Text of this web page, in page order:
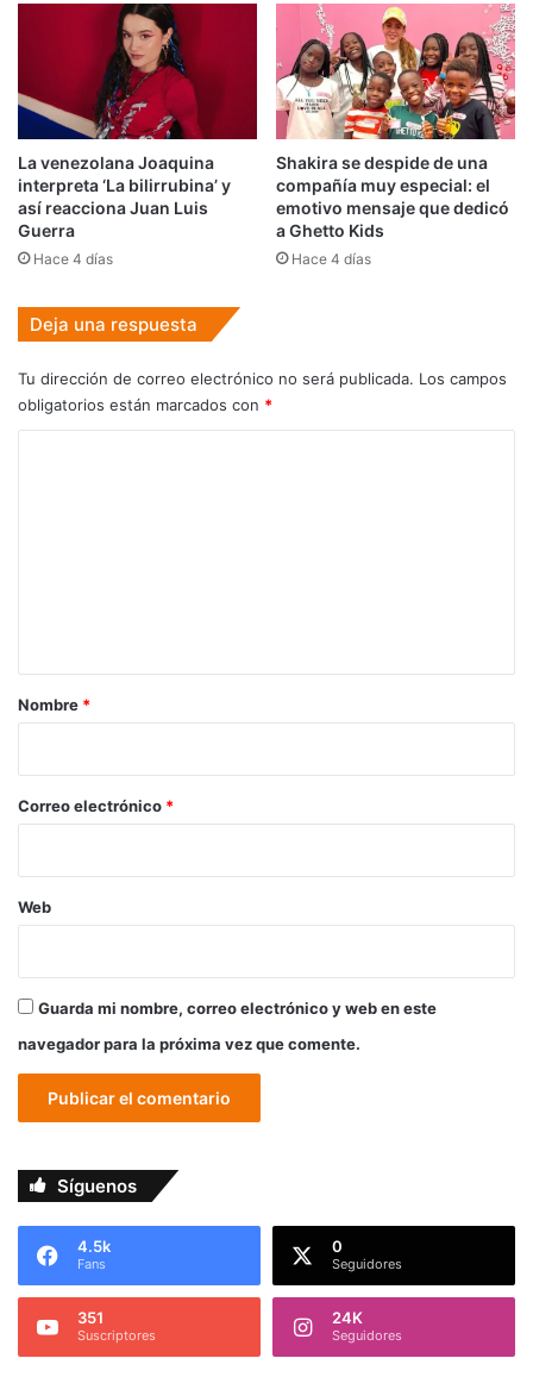
La venezolana Joaquina
interpreta ‘La bilirrubina’ y
así reacciona Juan Luis
Guerra
Hace 4 días
Shakira se despide de una
compañía muy especial: el
emotivo mensaje que dedicó
a Ghetto Kids
Hace 4 días
Deja una respuesta
Tu dirección de correo electrónico no será publicada. Los campos
obligatorios están marcados con *
r
*
Nombre *
Correo electrónico *
Web
Guarda mi nombre, correo electrónico y web en este
navegador para la próxima vez que comente.
Síguenos
4.5k
Fans
0
Seguidores
351
Suscriptores
24K
Seguidores